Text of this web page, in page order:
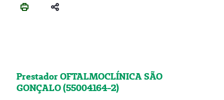
Prestador OFTALMOCLÍNICA SÃO
GONÇALO (55004164-2)